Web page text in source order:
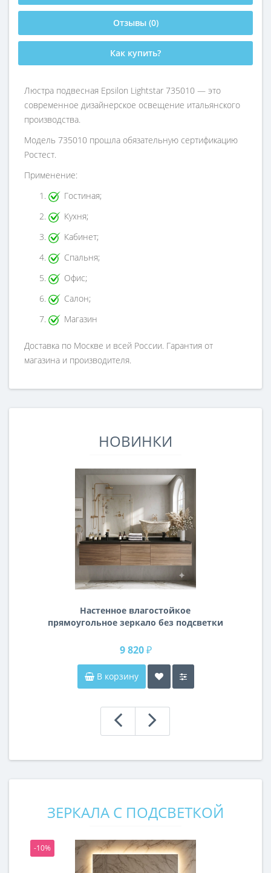
Отзывы (0)
Как купить?
Люстра подвесная Epsilon Lightstar 735010 — это
современное дизайнерское освещение итальянского
производства.
Модель 735010 прошла обязательную сертификацию
Ростест.
Применение:
Гостиная;
Кухня;
Кабинет;
Спальня;
Офис;
Салон;
Магазин
Доставка по Москве и всей России. Гарантия от
магазина и производителя.
НОВИНКИ
Настенное влагостойкое
прямоугольное зеркало без подсветки
9 820 ₽
В корзину
ЗЕРКАЛА С ПОДСВЕТКОЙ
-10%